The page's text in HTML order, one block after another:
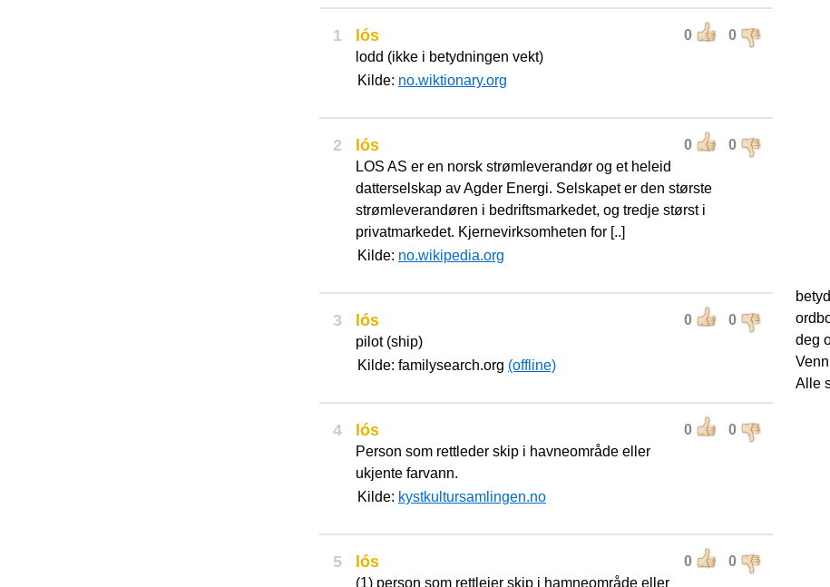
1 0 0
lós
lodd (ikke i betydningen vekt)
Kilde: no.wiktionary.org
2 0 0
lós
LOS AS er en norsk strømleverandør og et heleid
datterselskap av Agder Energi. Selskapet er den største
strømleverandøren i bedriftsmarkedet, og tredje størst i
privatmarkedet. Kjernevirksomheten for [..]
Kilde: no.wikipedia.org
3 0 0
lós
pilot (ship)
Kilde: familysearch.org (offline)
4 0 0
lós
Person som rettleder skip i havneområde eller
ukjente farvann.
Kilde: kystkultursamlingen.no
5 0 0
lós
(1) person som rettleier skip i hamneområde eller
deg
Alle